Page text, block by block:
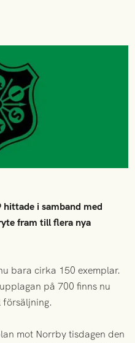
i samband med
fram till flera nya
bara cirka 150 exemplar.
på 700 finns nu
mot Norrby tisdagen den